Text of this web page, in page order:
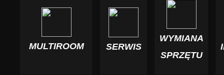
MULTIROOM SERWIS
WYMIANA
SPRZĘTU